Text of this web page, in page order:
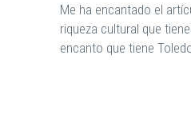
Me ha encantado el
riqueza cultural que
encanto que tiene